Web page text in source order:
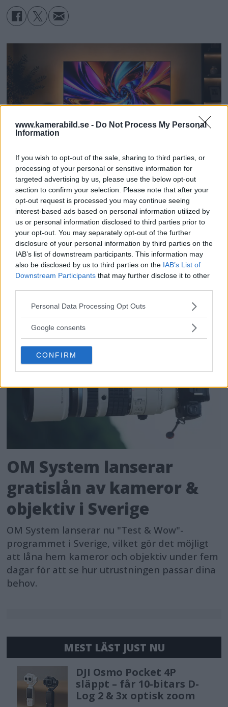
www.kamerabild.se - Do Not Process My Personal
Information
If you wish to opt-out of the sale, sharing to third parties, or
processing of your personal or sensitive information for
targeted advertising by us, please use the below opt-out
section to confirm your selection. Please note that after your
opt-out request is processed you may continue seeing
interest-based ads based on personal information utilized by
us or personal information disclosed to third parties prior to
your opt-out. You may separately opt-out of the further
disclosure of your personal information by third parties on the
IAB’s list of downstream participants. This information may
also be disclosed by us to third parties on the IAB’s List of
Downstream Participants that may further disclose it to other
Please note that this website/app uses one or more Google
not limited to your visit or usage behaviour. You may click to
use your data for below specified purposes in below Google
consent section.
Personal Data Processing Opt Outs
Google consents
CONFIRM
Dolby Vision 2 lanseras –
nästa generation HDR ger
bättre bild
För de som älskar både film och dynamiskt
omfång släpps nu Dolby Vision 2, en ny
OM System lanserar
gratislån av kameror &
objektiv i Sverige
OM System lanserar nu "Test & Wow"-
programmet i Sverige, vilket gör det möjligt
att låna hem kameror och objektiv under fem
dagar för att se hur utrustningen passar dina
behov.
MEST LÄST JUST NU
DJI Osmo Pocket 4P
släppt – får 10-bitars D-
Log 2 & 3x optisk zoom